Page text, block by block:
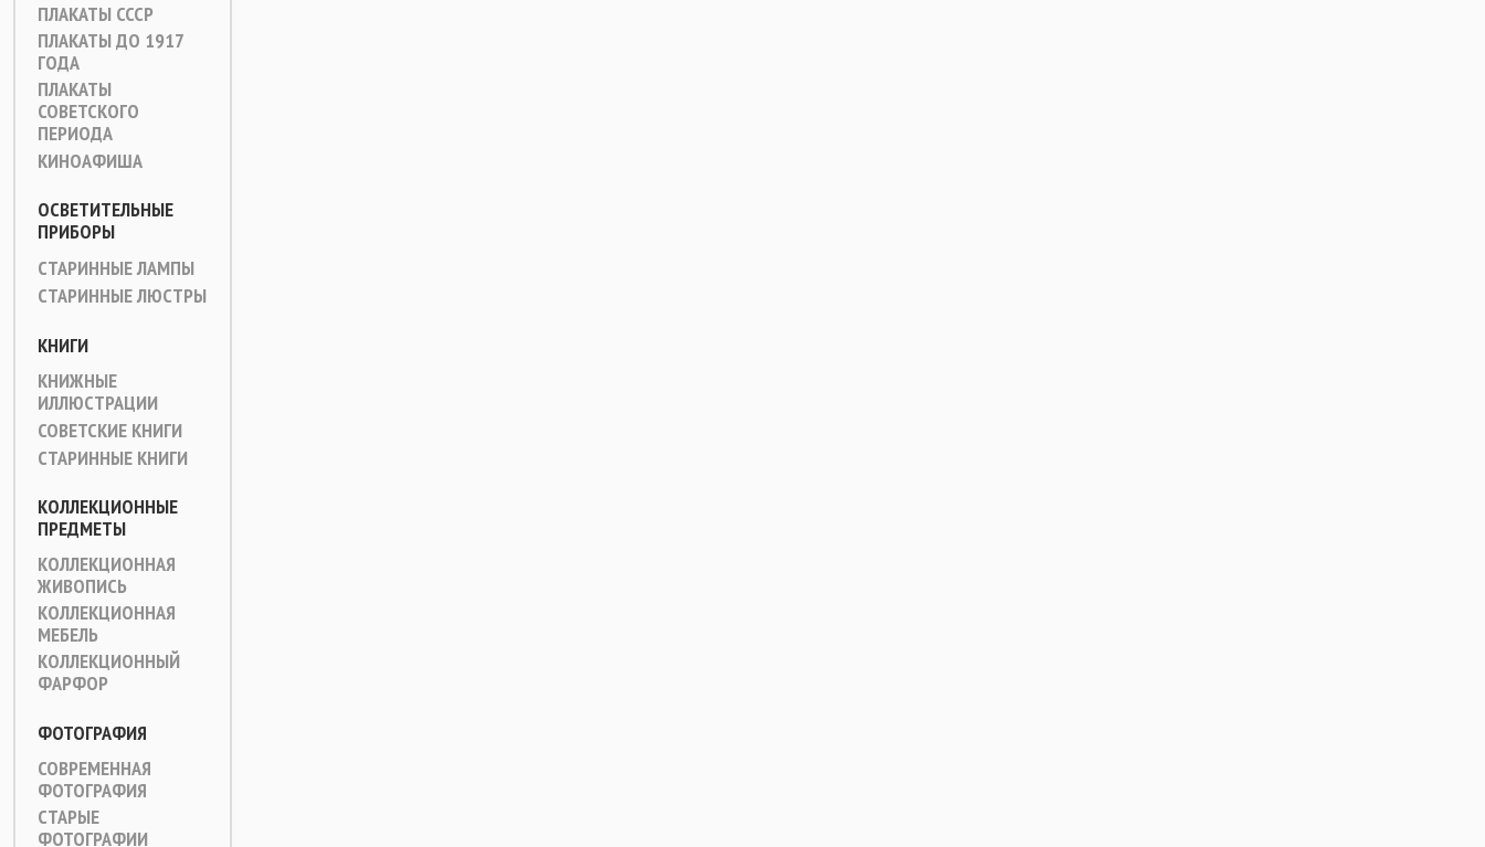
ПЛАКАТЫ СССР
ПЛАКАТЫ ДО 1917
ГОДА
ПЛАКАТЫ
СОВЕТСКОГО
ПЕРИОДА
КИНОАФИША
ОСВЕТИТЕЛЬНЫЕ
ПРИБОРЫ
СТАРИННЫЕ ЛАМПЫ
СТАРИННЫЕ ЛЮСТРЫ
КНИГИ
КНИЖНЫЕ
ИЛЛЮСТРАЦИИ
СОВЕТСКИЕ КНИГИ
СТАРИННЫЕ КНИГИ
КОЛЛЕКЦИОННЫЕ
ПРЕДМЕТЫ
КОЛЛЕКЦИОННАЯ
ЖИВОПИСЬ
КОЛЛЕКЦИОННАЯ
МЕБЕЛЬ
КОЛЛЕКЦИОННЫЙ
ФАРФОР
ФОТОГРАФИЯ
СОВРЕМЕННАЯ
ФОТОГРАФИЯ
СТАРЫЕ
ФОТОГРАФИИ